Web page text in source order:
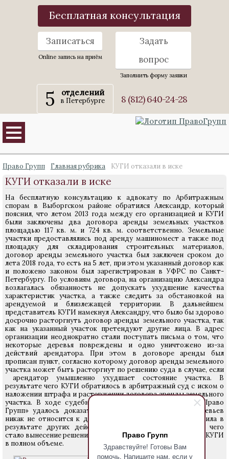
Право Групп
Здравствуйте! Готовы Вам
помочь. Напишите нам, если у
Бесплатная консультация
Записаться
Online запись на приём
Задать
вопрос
Заполнить форму заявки
5 отделений
в Петербурге 8 (812) 640-24-28
Право Групп Главная рубрика КУГИ отказали в иске
КУГИ отказали в иске
На бесплатную консультацию к адвокату по Арбитражным
спорам в Выборгском районе обратился Александр, который
пояснил, что летом 2013 года между его организацией и КУГИ
были заключены два договора аренды земельных участков
площадью 117 кв. м. и 724 кв. м. соответственно. Земельные
участки предоставлялись под аренду машиномест а также под
площадку для складирования строительных материалов,
договор аренды земельного участка был заключен сроком до
лета 2018 года, то есть на 5 лет, при этом указанный договор как
и положено законом был зарегистрирован в УФРС по Санкт-
Петербургу. По условиям договора, на организацию Александра
возлагалась обязанность не допускать ухудшение качества
характеристик участка, а также следить за обстановкой на
арендуемой и близлежащей территории. В дальнейшем
представитель КУГИ намекнул Александру, что было бы здорово
досрочно расторгнуть договор аренды земельного участка, так
как на указанный участок претендуют другие лица. В адрес
организации неоднократно стали поступать письма о том, что
некоторые деревья повреждены и одно уничтожено из-за
действий арендатора. При этом в договоре аренды был
прописан пункт, согласно которому договор аренды земельного
участка может быть расторгнут по решению суда в случае, если
арендатор умышленно ухудшает состояние участка. В
результате чего КУГИ обратилось в арбитражный суд с иском о
наложении штрафа и расторжении договора аренды земельного
участка. В ходе судебного разбирательства юристам «Право
Групп» удалось доказать в суде, что повреждения деревьев
никак не относится к деятельности арендатора и наступила в
результате других действий третьих лиц. Результатом чего
стало вынесение решение об отказе в удовлетворении иска КУГИ
в полном объеме.